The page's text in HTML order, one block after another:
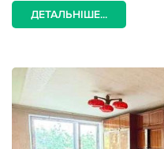
ДЕТАЛЬНІШЕ...